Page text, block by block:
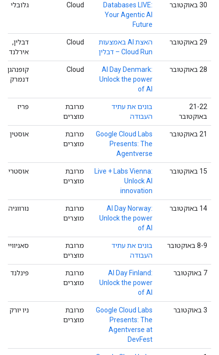
‫30 באוקטובר
Databases LIVE:
Your Agentic AI
Future
Cloud גלובלי
‫29 באוקטובר
האצת AI באמצעות
Cloud Run – דבלין
Cloud
דבלין,
אירלנד
‫28 באוקטובר
AI Day Denmark:
Unlock the power
of AI
Cloud
קופנהגן,
דנמרק
‫21-22
באוקטובר
בונים את עתיד
העבודה
מרובת
מוצרים
פריז
‫21 באוקטובר
‫Google Cloud Labs
Presents: The
Agentverse
מרובת
מוצרים
אוסטין
‫15 באוקטובר
Live + Labs Vienna:
Unlock AI
innovation
מרובת
מוצרים
אוסטריה
‫14 באוקטובר
AI Day Norway:
Unlock the power
of AI
מרובת
מוצרים
נורווגיה
‫8-9 באוקטובר
בונים את עתיד
העבודה
מרובת
מוצרים
סאניווייל
‫7 באוקטובר
AI Day Finland:
Unlock the power
of AI
מרובת
מוצרים
פינלנד
‫3 באוקטובר
Google Cloud Labs
Presents: The
Agentverse at
DevFest
מרובת
מוצרים
ניו יורק